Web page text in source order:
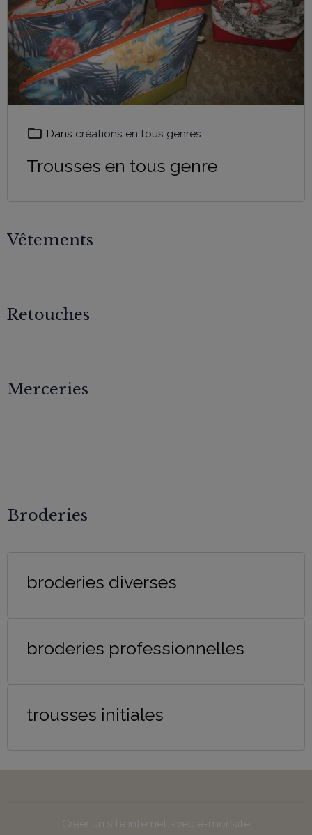
Dans créations en tous genres
Trousses en tous genre
Vêtements
Retouches
Merceries
Broderies
broderies diverses
broderies professionnelles
trousses initiales
Créer un site internet avec e-monsite